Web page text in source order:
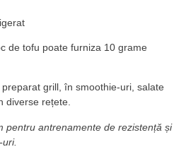
de tofu poate furniza 10 grame
grill, în smoothie-uri, salate
diverse rețete.
pentru antrenamente de rezistență și